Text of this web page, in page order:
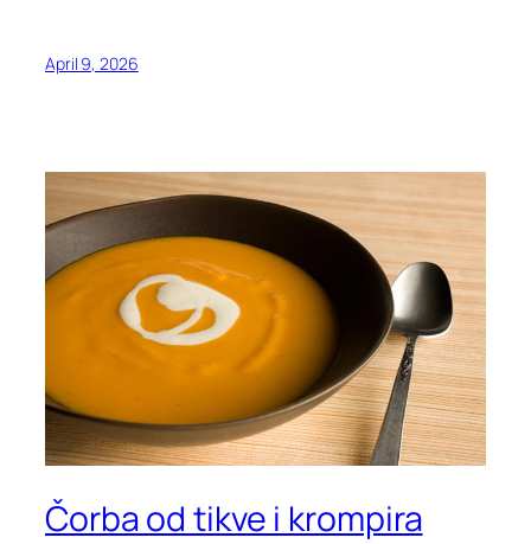
April 9, 2026
Čorba od tikve i krompira